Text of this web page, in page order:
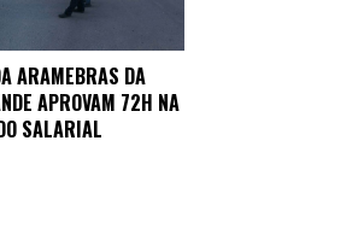
ARAMEBRAS DA
APROVAM 72H NA
SALARIAL